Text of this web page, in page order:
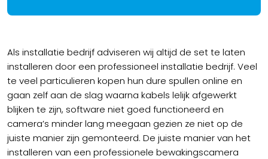
Als installatie bedrijf adviseren wij altijd de set te laten
installeren door een professioneel installatie bedrijf. Veel
te veel particulieren kopen hun dure spullen online en
gaan zelf aan de slag waarna kabels lelijk afgewerkt
blijken te zijn, software niet goed functioneerd en
camera’s minder lang meegaan gezien ze niet op de
juiste manier zijn gemonteerd. De juiste manier van het
installeren van een professionele bewakingscamera